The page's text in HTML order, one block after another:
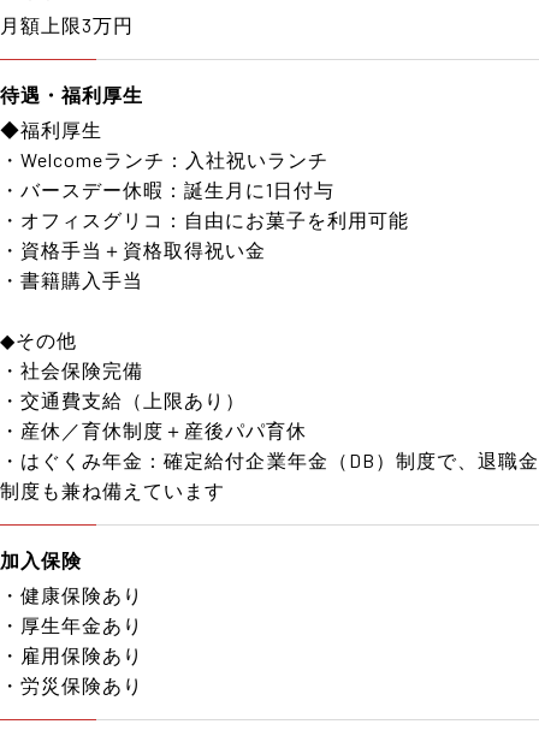
月額上限3万円
待遇・福利厚生
◆福利厚生
・Welcomeランチ：入社祝いランチ
・バースデー休暇：誕生月に1日付与
・オフィスグリコ：自由にお菓子を利用可能
・資格手当＋資格取得祝い金
・書籍購入手当
◆その他
・社会保険完備
・交通費支給（上限あり）
・産休／育休制度＋産後パパ育休
・はぐくみ年金：確定給付企業年金（DB）制度で、退職金
制度も兼ね備えています
加入保険
・健康保険あり
・厚生年金あり
・雇用保険あり
・労災保険あり